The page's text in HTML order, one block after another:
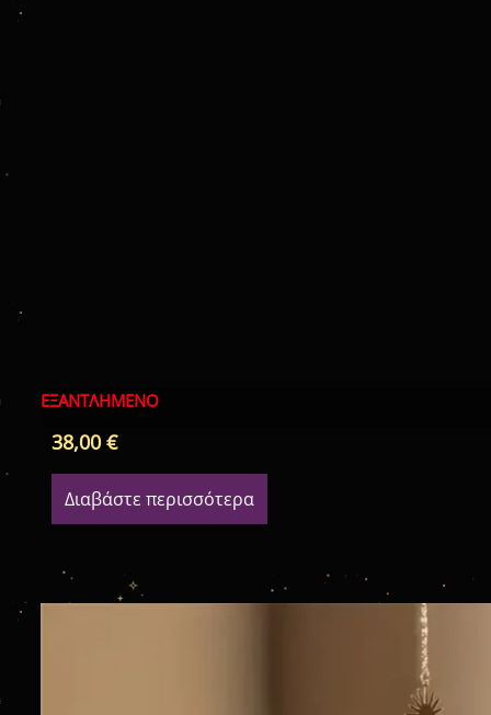
ΕΞΑΝΤΛΗΜΈΝΟ
38,00€
Διαβάστε περισσότερα